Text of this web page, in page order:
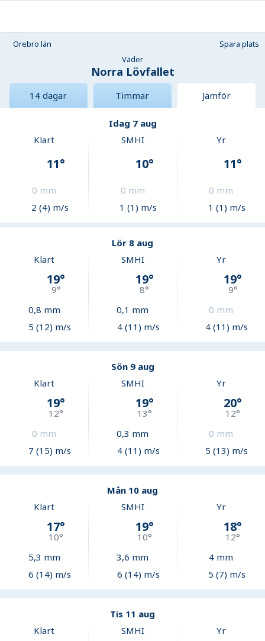
Örebro län
Spara plats
Väder
Norra Lövfallet
14 dagar Timmar Jämför
Idag 7 aug
Klart
11°
0 mm
2 (4) m/s
SMHI
10°
0 mm
1 (1) m/s
Yr
11°
0 mm
1 (1) m/s
Lör 8 aug
Klart
19°
9°
0,8 mm
5 (12) m/s
SMHI
19°
8°
0,1 mm
4 (11) m/s
Yr
19°
9°
0 mm
4 (11) m/s
Sön 9 aug
Klart
19°
12°
0 mm
7 (15) m/s
SMHI
19°
13°
0,3 mm
4 (11) m/s
Yr
20°
12°
0 mm
5 (13) m/s
Mån 10 aug
Klart
17°
10°
5,3 mm
6 (14) m/s
SMHI
19°
10°
3,6 mm
6 (14) m/s
Yr
18°
12°
4 mm
5 (7) m/s
Tis 11 aug
Klart
SMHI Yr